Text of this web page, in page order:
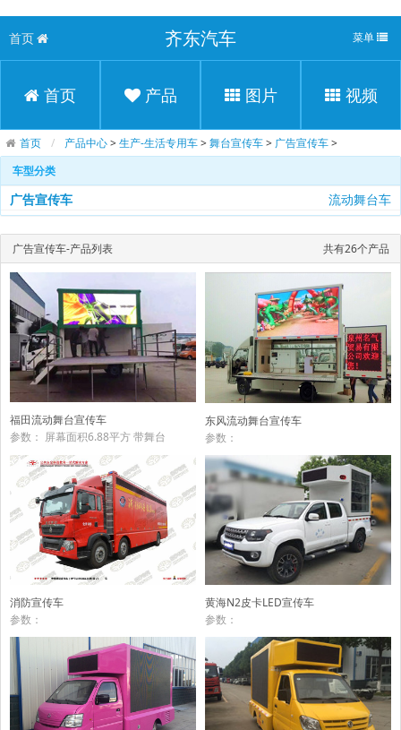
首页 齐东汽车 菜单
首页 产品 图片 视频
首页 产品中心>生产-生活专用车>舞台宣传车> 广告宣传车>
车型分类
广告宣传车 流动舞台车
广告宣传车-产品列表 共有26个产品
福田流动舞台宣传车
参数： 屏幕面积6.88平方 带舞台
东风流动舞台宣传车
参数：
消防宣传车
参数：
黄海N2皮卡LED宣传车
参数：